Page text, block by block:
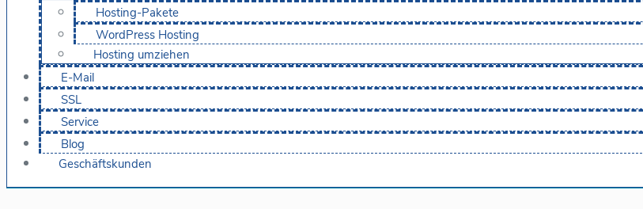
Hosting-Pakete
WordPress Hosting
Hosting umziehen
E-Mail
SSL
Service
Blog
Geschäftskunden